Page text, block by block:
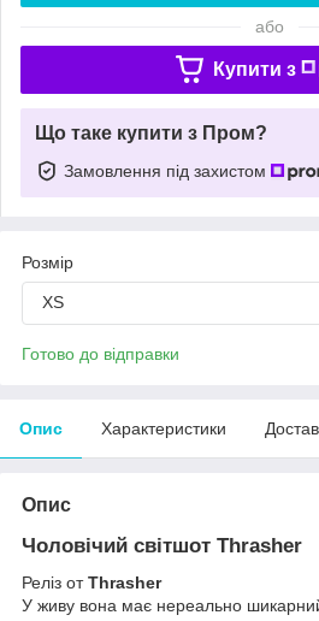
або
Купити з
Що таке купити з Пром?
Замовлення під захистом
Розмір
XS
Готово до відправки
Опис Характеристики
Опис
Чоловічий світшот Thrasher
Реліз отThrasher
У живу вона має нереально